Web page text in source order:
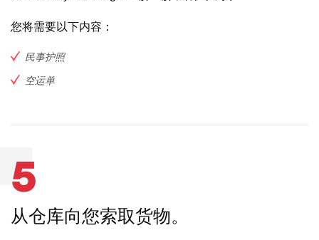
您将需要以下内容：
民事护照
空运单
5
从仓库向您索取货物。